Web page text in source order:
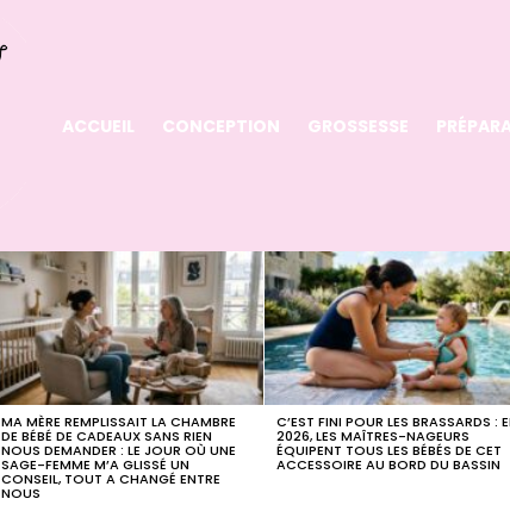
ACCUEIL CONCEPTION GROSSESSE
MA MÈRE REMPLISSAIT LA CHAMBRE
DE BÉBÉ DE CADEAUX SANS RIEN
NOUS DEMANDER : LE JOUR OÙ UNE
SAGE-FEMME M’A GLISSÉ UN
CONSEIL, TOUT A CHANGÉ ENTRE
NOUS
C’EST FINI POUR LES BRASSARDS :
2026, LES MAÎTRES-NAGEURS
ÉQUIPENT TOUS LES BÉBÉS DE CET
ACCESSOIRE AU BORD DU BASSIN